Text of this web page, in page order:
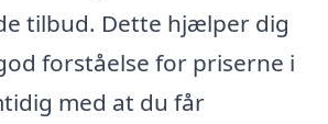
tilbud. Dette hjælper dig
forståelse for priserne i
med at du får